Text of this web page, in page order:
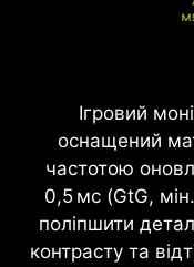
Ігровий
оснащений
частотою
0,5 мс (GtG,
поліпшити
контрасту та